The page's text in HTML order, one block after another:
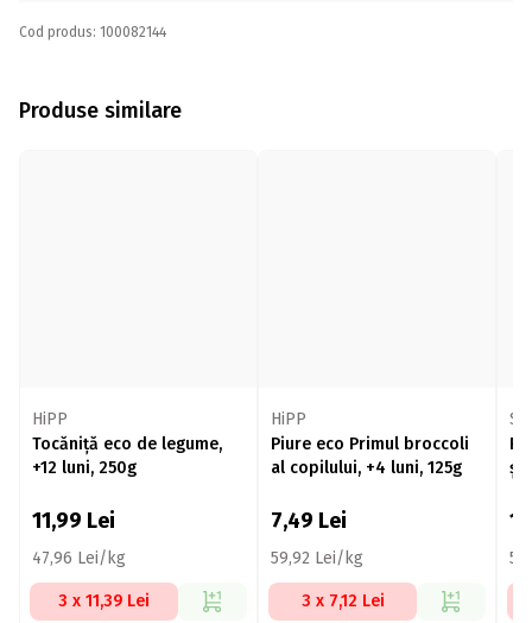
Cod produs: 100082144
Produse similare
HiPP
Tocăniță eco de legume,
+12 luni, 250g
11,99 Lei
47,96 Lei/kg
3 x 11,39 Lei
HiPP
Piure eco Primul broccoli
al copilului, +4 luni, 125g
7,49 Lei
59,92 Lei/kg
3 x 7,12 Lei